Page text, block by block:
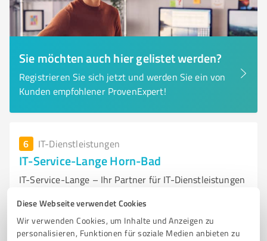
Diese Webseite verwendet Cookies
Wir verwenden Cookies, um Inhalte und Anzeigen zu
personalisieren, Funktionen für soziale Medien anbieten zu
Sie möchten auch hier gelistet werden?
Registrieren Sie sich jetzt und werden Sie ein von
Kunden empfohlener ProvenExpert!
6 IT-Dienstleistungen
IT-Service-Lange Horn-Bad
IT-Service-Lange – Ihr Partner für IT-Dienstleistungen
SYSTEMADMINISTRATION 1ST LEVEL SUPPORT 2ND LEVEL SUPPORT